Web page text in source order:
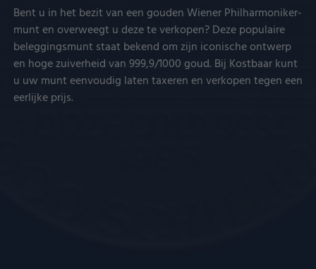
Bent u in het bezit van een gouden Wiener Philharmoniker-
munt en overweegt u deze te verkopen? Deze populaire
beleggingsmunt staat bekend om zijn iconische ontwerp
en hoge zuiverheid van 999,9/1000 goud. Bij Kostbaar kunt
u uw munt eenvoudig laten taxeren en verkopen tegen een
eerlijke prijs.